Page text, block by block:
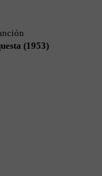
(1953)